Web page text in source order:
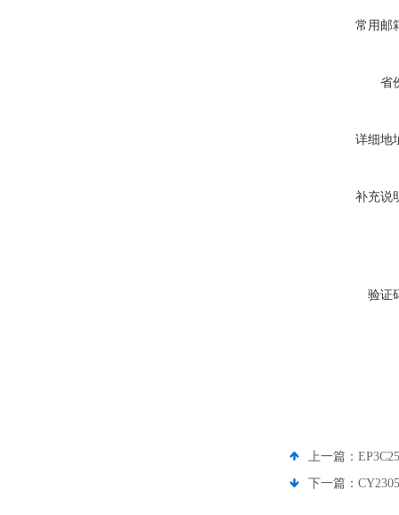
常用邮
省
详细地
补充说
验证
上一篇：
下一篇：